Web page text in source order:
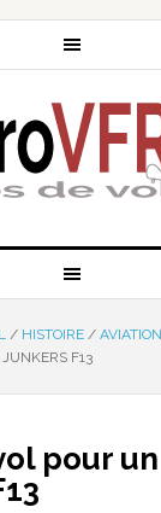
/ HISTOIRE /
F13
pour un